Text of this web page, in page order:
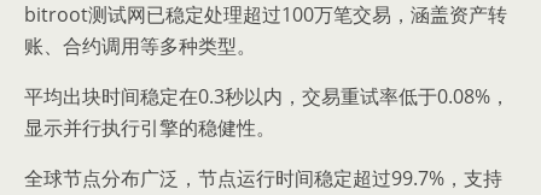
bitroot测试网已稳定处理超过100万笔交易，涵盖资产转
账、合约调用等多种类型。
平均出块时间稳定在0.3秒以内，交易重试率低于0.08%，
显示并行执行引擎的稳健性。
全球节点分布广泛，节点运行时间稳定超过99.7%，支持